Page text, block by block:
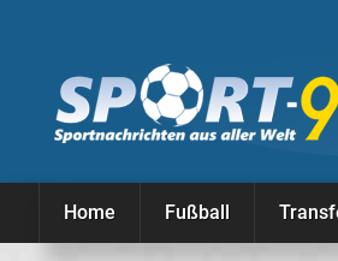
Home Fußball